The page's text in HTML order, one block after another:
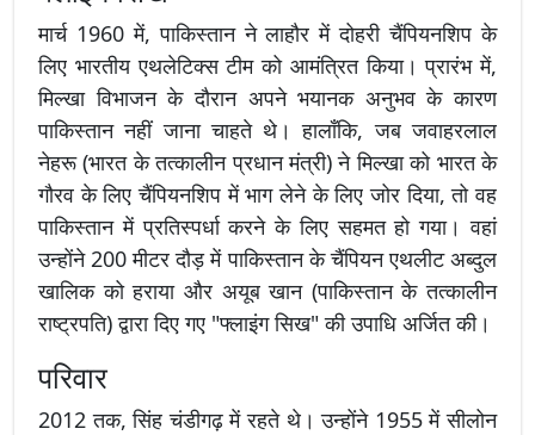
मार्च 1960 में, पाकिस्तान ने लाहौर में दोहरी चैंपियनशिप के
लिए भारतीय एथलेटिक्स टीम को आमंत्रित किया। प्रारंभ में,
मिल्खा विभाजन के दौरान अपने भयानक अनुभव के कारण
पाकिस्तान नहीं जाना चाहते थे। हालाँकि, जब जवाहरलाल
नेहरू (भारत के तत्कालीन प्रधान मंत्री) ने मिल्खा को भारत के
गौरव के लिए चैंपियनशिप में भाग लेने के लिए जोर दिया, तो वह
पाकिस्तान में प्रतिस्पर्धा करने के लिए सहमत हो गया। वहां
उन्होंने 200 मीटर दौड़ में पाकिस्तान के चैंपियन एथलीट अब्दुल
खालिक को हराया और अयूब खान (पाकिस्तान के तत्कालीन
राष्ट्रपति) द्वारा दिए गए "फ्लाइंग सिख" की उपाधि अर्जित की।
परिवार
2012 तक, सिंह चंडीगढ़ में रहते थे। उन्होंने 1955 में सीलोन